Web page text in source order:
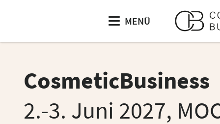
MENÜ
CosmeticBusiness
2.-3. Juni 2027,